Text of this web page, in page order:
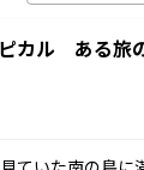
カル ある